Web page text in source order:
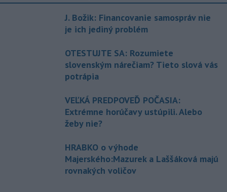
J. Božik: Financovanie samospráv nie
je ich jediný problém
OTESTUJTE SA: Rozumiete
slovenským nárečiam? Tieto slová vás
potrápia
VEĽKÁ PREDPOVEĎ POČASIA:
Extrémne horúčavy ustúpili. Alebo
žeby nie?
HRABKO o výhode
Majerského:Mazurek a Laššáková majú
rovnakých voličov